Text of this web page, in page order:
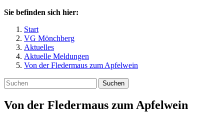
Sie befinden sich hier:
Start
VG Mönchberg
Aktuelles
Aktuelle Meldungen
Von der Fledermaus zum Apfelwein
Suchen
Von der Fledermaus zum Apfelwein